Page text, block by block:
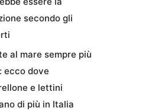
secondo gli
al mare sempre più
ecco dove
e lettini
di più in Italia